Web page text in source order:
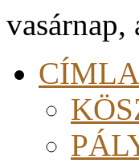
vasárnap,